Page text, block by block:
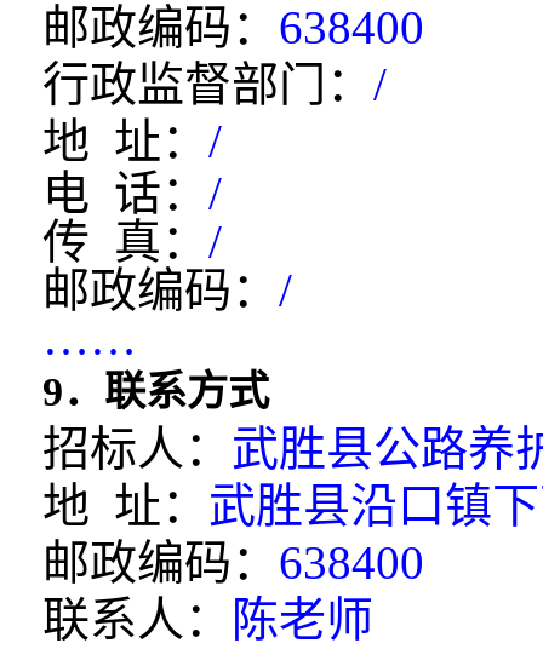
邮政编码： 638400
行政监督部门： /
地 址： /
电 话： /
传 真： /
邮政编码： /
……
9．联系方式
招标人： 武胜县公路养
地 址： 武胜县沿口镇
邮政编码： 638400
联系人：
陈老师